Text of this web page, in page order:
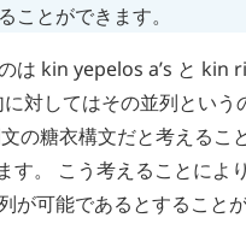
ことができます。
は kin yepelos a’s と kin
対してはその並列とい
の糖衣構文だと考えるこ
す。 こう考えることによ
が可能であるとすること